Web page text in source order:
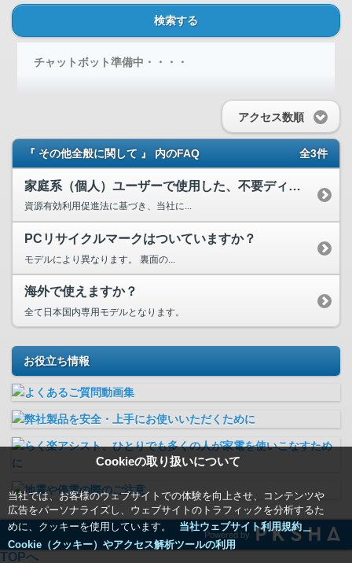
Cookieの取り扱いについて
当社では、お客様のウェブサイトでの体験を向上させ、コンテンツや
広告をパーソナライズし、ウェブサイトのトラフィックを分析するた
めに、クッキーを使用しています。
当社ウェブサイト利用規約＿
Cookie（クッキー）やアクセス解析ツールの利用
検索する
チャットボット準備中・・・・
アクセス数順
『 その他全般に関して 』 内のFAQ 全3件
家庭系（個人）ユーザーで使用した、不要ディスプレイの廃棄方法は？
資源有効利用促進法に基づき、当社に...
PCリサイクルマークはついていますか？
モデルにより異なります。 裏面の...
海外で使えますか？
全て日本国内専用モデルとなります。
お役立ち情報
Powered by
TOPへ